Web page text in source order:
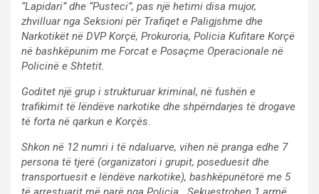
“Lapidari” dhe “Pusteci”, pas një hetimi disa mujor,
zhvilluar nga Seksioni për Trafiqet e Paligjshme dhe
Narkotikët në DVP Korçë, Prokuroria, Policia Kufitare Korçë
në bashkëpunim me Forcat e Posaçme Operacionale në
Policinë e Shtetit.
Goditet një grup i strukturuar kriminal, në fushën e
trafikimit të lëndëve narkotike dhe shpërndarjes të drogave
të forta në qarkun e Korçës.
Shkon në 12 numri i të ndaluarve, vihen në pranga edhe 7
persona të tjerë (organizatori i grupit, poseduesit dhe
transportuesit e lëndëve narkotike), bashkëpunëtorë me 5